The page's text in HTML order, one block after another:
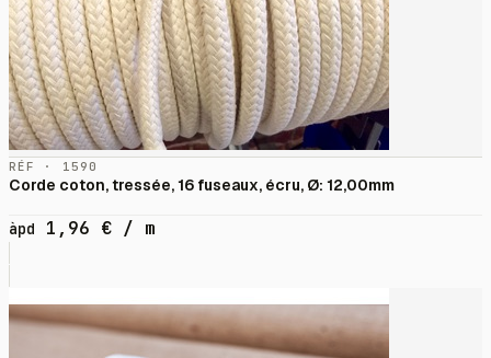
RÉF · 1590
Corde coton, tressée, 16 fuseaux, écru, Ø: 12,00mm
àpd 1,96 € / m